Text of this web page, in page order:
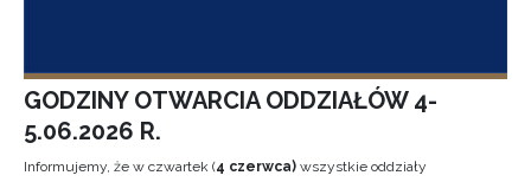
GODZINY OTWARCIA ODDZIAŁÓW 4-
5.06.2026 R.
Informujemy, że w czwartek (4 czerwca) wszystkie oddziały